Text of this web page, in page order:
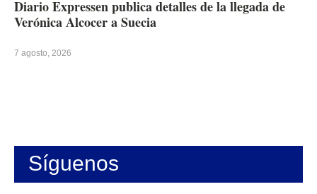
Diario Expressen publica detalles de la llegada de
Verónica Alcocer a Suecia
7 agosto, 2026
Síguenos